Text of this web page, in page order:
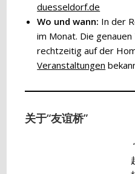
duesseldorf.de
Wo und wann: In der
im Monat. Die
rechtzeitig auf der
Veranstaltungen
关于“友谊桥”